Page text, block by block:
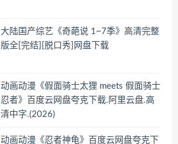
大陆国产综艺《奇葩说 1~7季》高清完整
版全[完结][脱口秀]网盘下载
动画动漫《假面骑士太狸 meets 假面骑士
忍者》百度云网盘夸克下载.阿里云盘.高
清中字.(2026)
动画动漫《忍者神龟》百度云网盘夸克下